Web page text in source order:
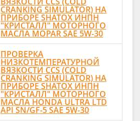
CRANKING SIMULATOR) НА
ПРИБОРЕ SHATOX ИНПН
"КРИСТАЛЛ" МОТОРНОГО
МАСЛА MOPAR SAE 5W-30
ПРОВЕРКА
НИЗКОТЕМПЕРАТУРНОЙ
ВЯЗКОСТИ CCS (COLD
CRANKING SIMULATOR) НА
ПРИБОРЕ SHATOX ИНПН
"КРИСТАЛЛ" МОТОРНОГО
МАСЛА HONDA ULTRA LTD
API SN/GF-5 SAE 5W-30